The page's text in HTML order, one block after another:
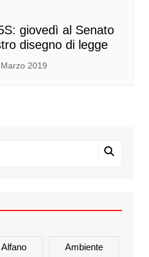
giovedì al Senato
disegno di legge
2019
Alfano Ambiente